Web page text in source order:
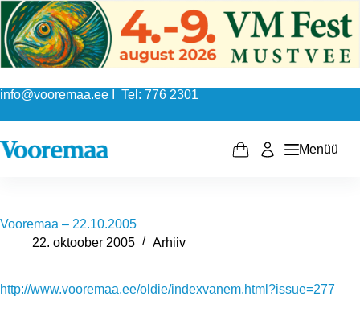
Skip
to
content
info@vooremaa.ee I Tel: 776 2301
Shopping
Menüü
Vooremaa – 22.10.2005
22. oktoober 2005
Arhiiv
http://www.vooremaa.ee/oldie/indexvanem.html?issue=277